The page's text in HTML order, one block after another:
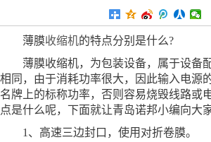
薄膜收缩机的特点分别是什么?
薄膜收缩机，为包装设备，属于设备
相同，由于消耗功率很大，因此输入电源
名牌上的标称功率，否则容易烧毁线路或
点是什么呢，下面就让青岛诺邦小编向大
1、高速三边封口，使用对折卷膜。